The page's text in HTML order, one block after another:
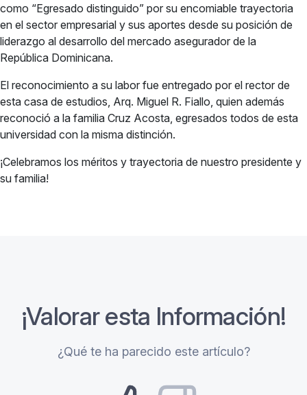
como “Egresado distinguido” por su encomiable trayectoria
en el sector empresarial y sus aportes desde su posición de
liderazgo al desarrollo del mercado asegurador de la
República Dominicana.
El reconocimiento a su labor fue entregado por el rector de
esta casa de estudios, Arq. Miguel R. Fiallo, quien además
reconoció a la familia Cruz Acosta, egresados todos de esta
universidad con la misma distinción.
¡Celebramos los méritos y trayectoria de nuestro presidente y
su familia!
¡Valorar esta Información!
¿Qué te ha parecido este artículo?